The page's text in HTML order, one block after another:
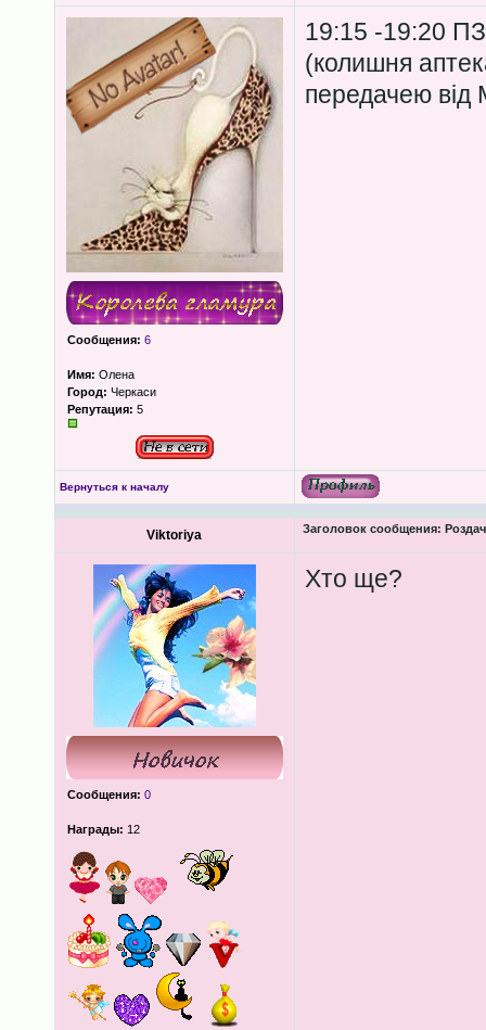
Сообщения: 6
Имя: Олена
Город: Черкаси
Репутация: 5
19:15 -19:20
(колишня
передачею від
Вернуться к началу
Viktoriya Заголовок сообщения:
Сообщения: 0
Награды: 12
Хто ще?